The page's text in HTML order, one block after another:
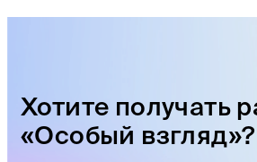
Хотите получать
«Особый взгляд»?